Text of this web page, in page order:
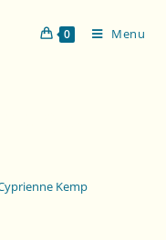
0 Menu
Kemp